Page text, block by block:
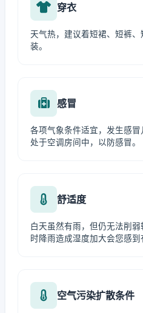
穿衣
天气热，建议着短裙、短裤
装。
感冒
各项气象条件适宜，发生感
处于空调房间中，以防感冒。
舒适度
白天虽然有雨，但仍无法削
时降雨造成湿度加大会您感到
空气污染扩散条件